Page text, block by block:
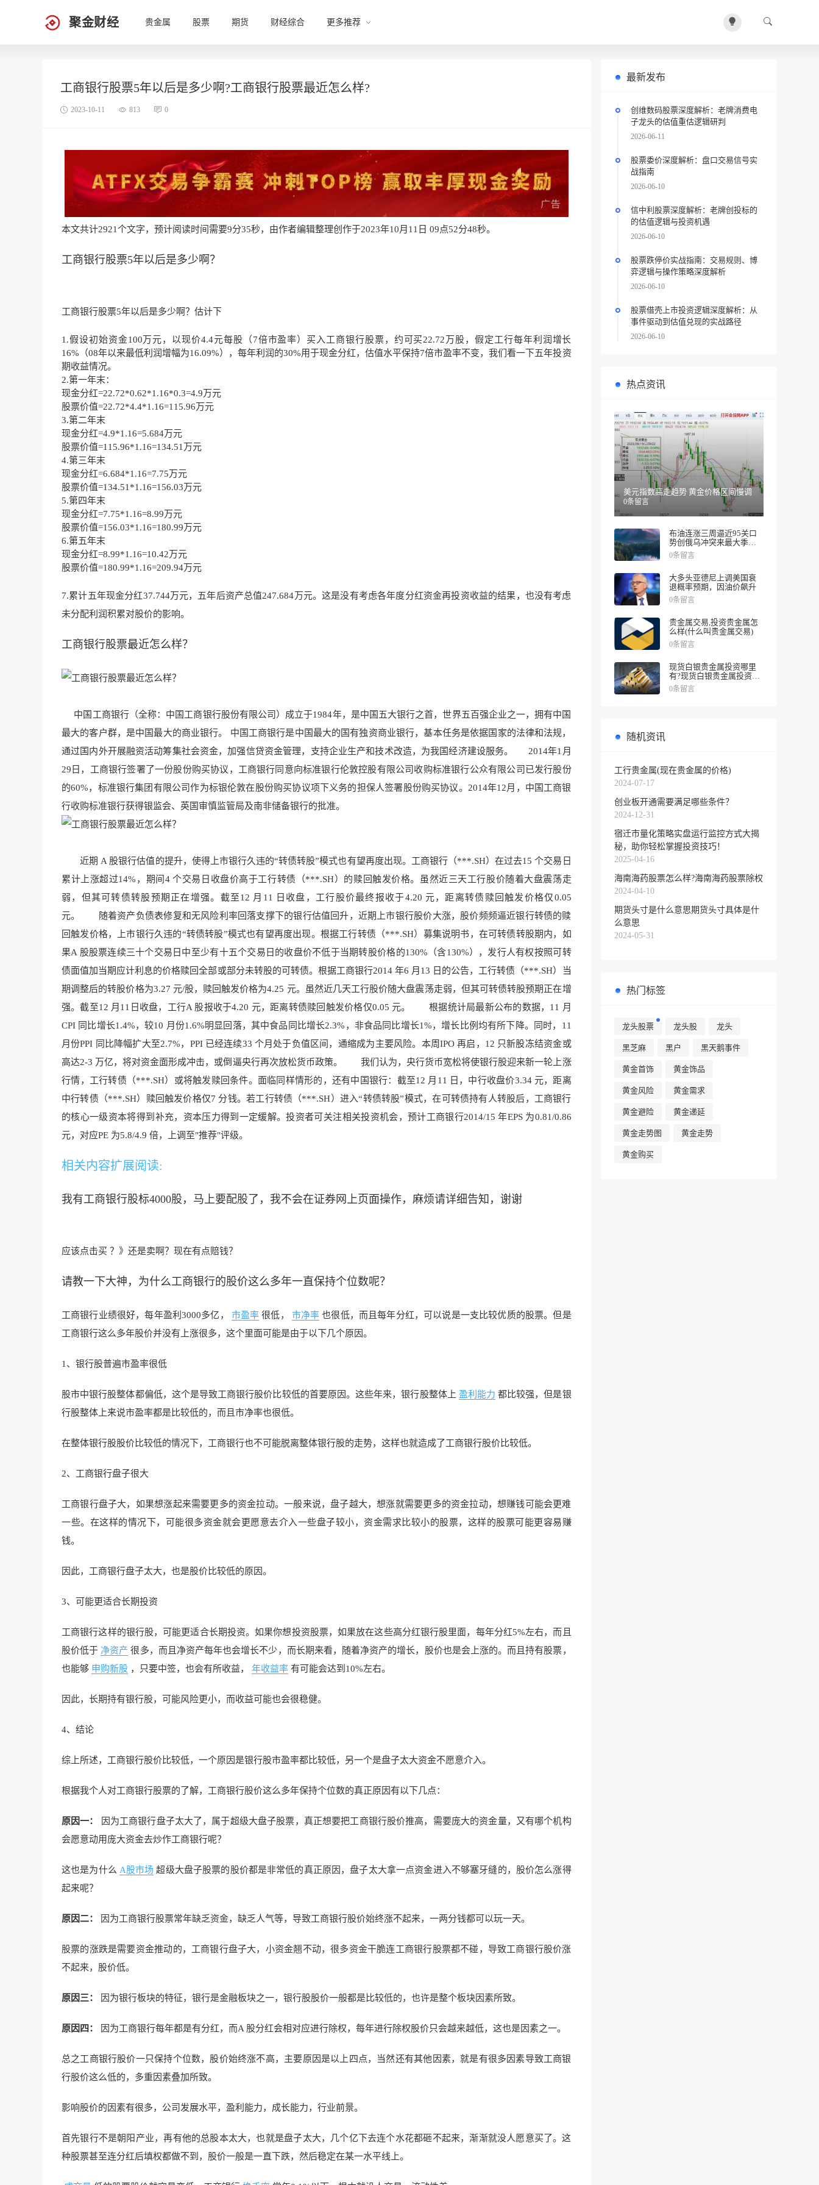
聚金财经 贵金属 股票 期货 财经综合 更多推荐
工商银行股票5年以后是多少啊?工商银行股票最近怎么样?
2023-10-11 813 0
本文共计2921个文字，预计阅读时间需要9分35秒，由作者编辑整理创作于2023年10月11日 09点52分48秒。
工商银行股票5年以后是多少啊？
工商银行股票5年以后是多少啊？估计下
1.假设初始资金100万元，以现价4.4元每股（7倍市盈率）买入工商银行股票，约可买22.72万股，假定工行每年利润增长
16%（08年以来最低利润增幅为16.09%），每年利润的30%用于现金分红，估值水平保持7倍市盈率不变，我们看一下五年投资
期收益情况。
2.第一年末：
现金分红=22.72*0.62*1.16*0.3=4.9万元
股票价值=22.72*4.4*1.16=115.96万元
3.第二年末
现金分红=4.9*1.16=5.684万元
股票价值=115.96*1.16=134.51万元
4.第三年末
现金分红=6.684*1.16=7.75万元
股票价值=134.51*1.16=156.03万元
5.第四年末
现金分红=7.75*1.16=8.99万元
股票价值=156.03*1.16=180.99万元
6.第五年末
现金分红=8.99*1.16=10.42万元
股票价值=180.99*1.16=209.94万元
7.累计五年现金分红37.744万元，五年后资产总值247.684万元。这是没有考虑各年度分红资金再投资收益的结果，也没有考虑
未分配利润积累对股价的影响。
工商银行股票最近怎么样？
中国工商银行（全称：中国工商银行股份有限公司）成立于1984年，是中国五大银行之首，世界五百强企业之一，拥有中国
最大的客户群，是中国最大的商业银行。 中国工商银行是中国最大的国有独资商业银行，基本任务是依据国家的法律和法规，
通过国内外开展融资活动筹集社会资金，加强信贷资金管理，支持企业生产和技术改造，为我国经济建设服务。 2014年1月
29日，工商银行签署了一份股份购买协议，工商银行同意向标准银行伦敦控股有限公司收购标准银行公众有限公司已发行股份
的60%，标准银行集团有限公司作为标银伦敦在股份购买协议项下义务的担保人签署股份购买协议。2014年12月，中国工商银
行收购标准银行获得银监会、英国审慎监管局及南非储备银行的批准。
近期 A 股银行估值的提升，使得上市银行久违的“转债转股”模式也有望再度出现。工商银行（***.SH）在过去15 个交易日
累计上涨超过14%，期间4 个交易 日收盘价高于工行转债（***.SH）的赎回触发价格。 虽然近三天工行股价随着大盘震荡走
弱，但其可转债转股预期正在增强。截至12 月11 日收盘 ，工行股价最终报收于4.20 元，距离转债赎回触发价格仅0.05
元。 随着资产负债表修复和无风险利率回落支撑下的银行估值回升，近期上市银行股价大涨，股价频频逼近银行转债的赎
回触发价格，上市银行久违的“转债转股”模式也有望再度出现。根据工行转债（***.SH）募集说明书，在可转债转股期内，如
果A 股股票连续三十个交易日中至少有十五个交易日的收盘价不低于当期转股价格的130%（含130%），发行人有权按照可转
债面值加当期应计利息的价格赎回全部或部分未转股的可转债。根据工商银行2014 年6 月13 日的公告，工行转债（***.SH）当
期调整后的转股价格为3.27 元/股，赎回触发价格为4.25 元。
虽然近几天工行股价随大盘震荡走弱，但其可转债转股预期 正在增
强。截至12 月1 1日收盘，工行A 股报收于4.20 元，距离转债赎回触发价格仅0.05 元。 根据统计局最新公布的数据，11 月
CPI 同比增长1.4%，较10 月份1.6%明显回落，其中食品同比增长2.3%，非食品同比增长1%，增长 比例均有所下降。同时，1 1
月份PPI 同比降幅扩大至2.7%，PPI 已经连续33 个月处于负值区间，通缩成为主要风险。本周IPO 再启，12 只新股冻结资金或
高达2-3 万亿，将对资金面形成冲击，或倒逼央行再次放松货币政策。 我们认为，央行货币宽松将使银行股迎来新一轮上涨
行情，工行转债（***.SH）或将触发赎回条件。面临同样情形的，还有中国银行：截至12 月11 日，中行收盘价3.34 元，距离
中行转债（***.SH）赎回触发价格仅7 分钱。若工行转债（***.SH）进入“转债转股”模式，在可转债持有人转股后，工商银行
的核心一级资本将得到补充，资本压力得到一定缓解。投资者可关注相关投资机会，预计工商银行2014/15 年EPS 为0.81/0.86
元，对应PE 为5.8/4.9 倍，上调至"推荐"评级。
相关内容扩展阅读:
我有工商银行股标4000股，马上要配股了，我不会在证券网上页面操作，麻烦请详细告知，谢谢
应该点击买 ？》还是卖啊？现在有点赔钱？
请教一下大神，为什么工商银行的股价这么多年一直保持个位数呢？
工商银行业绩很好，每年盈利3000多亿， 市盈率 很低， 市净率 也很低，而且每年分红，可以说是一支比较优质的股票。但是
工商银行这么多年股价并没有上涨很多，这个里面可能是由于以下几个原因。
1、银行股普遍市盈率很低
股市中银行股整体都偏低，这个是导致工商银行股价比较低的首要原因。这些年来，银行股整体上 盈利能力 都比较强，但是银
行股整体上来说市盈率都是比较低的，而且市净率也很低。
在整体银行股股价比较低的情况下，工商银行也不可能脱离整体银行股的走势，这样也就造成了工商银行股价比较低。
2、工商银行盘子很大
工商银行盘子大，如果想涨起来需要更多的资金拉动。一般来说，盘子越大，想涨就需要更多的资金拉动，想赚钱可能会更难
一些。在这样的情况下，可能很多资金就会更愿意去介入一些盘子较小，资金需求比较小的股票，这样的股票可能更容易赚
钱。
因此，工商银行盘子太大，也是股价比较低的原因。
3、可能更适合长期投资
工商银行这样的银行股，可能更适合长期投资。如果你想投资股票，如果放在这些高分红银行股里面，每年分红5%左右，而且
股价低于 净资产 很多，而且净资产每年也会增长不少，而长期来看，随着净资产的增长，股价也是会上涨的。而且持有股票，
也能够 申购新股 ，只要中签，也会有所收益， 年收益率 有可能会达到10%左右。
因此，长期持有银行股，可能风险更小，而收益可能也会很稳健。
4、结论
综上所述，工商银行股价比较低，一个原因是银行股市盈率都比较低，另一个是盘子太大资金不愿意介入。
根据我个人对工商银行股票的了解，工商银行股价这么多年保持个位数的真正原因有以下几点：
原因一：
因为工商银行盘子太大了，属于超级大盘子股票，真正想要把工商银行股价推高，需要庞大的资金量，又有哪个机构
会愿意动用庞大资金去炒作工商银行呢？
这也是为什么 A股市场 超级大盘子股票的股价都是非常低的真正原因，盘子太大拿一点资金进入不够塞牙缝的，股价怎么涨得
起来呢？
原因二： 因为工商银行股票常年缺乏资金，缺乏人气等，导致工商银行股价始终涨不起来，一两分钱都可以玩一天。
股票的涨跌是需要资金推动的，工商银行盘子大，小资金翘不动，很多资金干脆连工商银行股票都不碰，导致工商银行股价涨
不起来，股价低。
原因三： 因为银行板块的特征，银行是金融板块之一，银行股股价一般都是比较低的，也许是整个板块因素所致。
原因四： 因为工商银行每年都是有分红，而A 股分红会相对应进行除权，每年进行除权股价只会越来越低，这也是因素之一。
总之工商银行股价一只保持个位数，股价始终涨不高，主要原因是以上四点，当然还有其他因素，就是有很多因素导致工商银
行股价这么低的，多重因素叠加所致。
影响股价的因素有很多，公司发展水平，盈利能力，成长能力，行业前景。
首先银行不是朝阳产业，再有他的总股本太大，也就是盘子太大，几个亿下去连个水花都砸不起来，渐渐就没人愿意买了。这
种股票甚至连分红后填权都做不到，股价一般是一直下跌，然后稳定在某一水平线上。
最新发布
创维数码股票深度解析：老牌消费电
子龙头的估值重估逻辑研判
2026-06-11
股票委价深度解析：盘口交易信号实
战指南
2026-06-10
信中利股票深度解析：老牌创投标的
的估值逻辑与投资机遇
2026-06-10
股票跌停价实战指南：交易规则、博
弈逻辑与操作策略深度解析
2026-06-10
股票借壳上市投资逻辑深度解析：从
事件驱动到估值兑现的实战路径
2026-06-10
热点资讯
美元指数高走趋势 黄金价格区间慢调
0条留言
布油连涨三周逼近95关口
势创俄乌冲突来最大季度
涨幅
0条留言
大多头亚德尼上调美国衰
退概率预期，因油价飙升
0条留言
贵金属交易,投资贵金属怎
么样(什么叫贵金属交易)
0条留言
现货白银贵金属投资哪里
有?现货白银贵金属投资被
诱导投资亏损
0条留言
随机资讯
工行贵金属(现在贵金属的价格)
2024-07-17
创业板开通需要满足哪些条件？
2024-12-31
宿迁市量化策略实盘运行监控方式大揭
秘，助你轻松掌握投资技巧！
2025-04-16
海南海药股票怎么样?海南海药股票除权
2024-04-10
期货头寸是什么意思期货头寸具体是什
么意思
2024-05-31
热门标签
龙头股票 龙头股 龙头
黑芝麻 黑户 黑天鹅事件
黄金首饰 黄金饰品
黄金风险 黄金需求
黄金避险 黄金递延
黄金走势图 黄金走势
黄金购买